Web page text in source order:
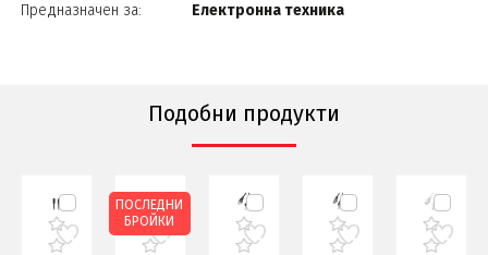
Предназначен за: Електронна техника
Подобни продукти
ПОСЛЕДНИ
БРОЙКИ